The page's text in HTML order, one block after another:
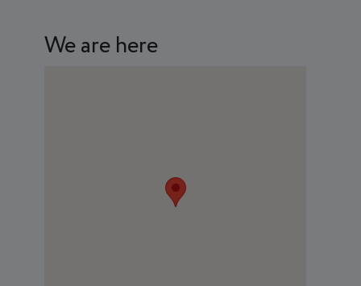
We are here